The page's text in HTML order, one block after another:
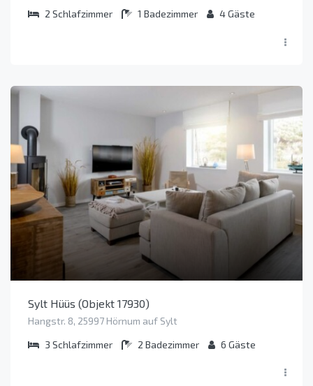
2 Schlafzimmer 1 Badezimmer 4Gäste
Sylt Hüüs (Objekt 17930)
Hangstr. 8, 25997 Hörnum auf Sylt
3 Schlafzimmer 2 Badezimmer 6 Gäste